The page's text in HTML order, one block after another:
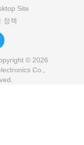
Site
정책
© 2026
Co.,